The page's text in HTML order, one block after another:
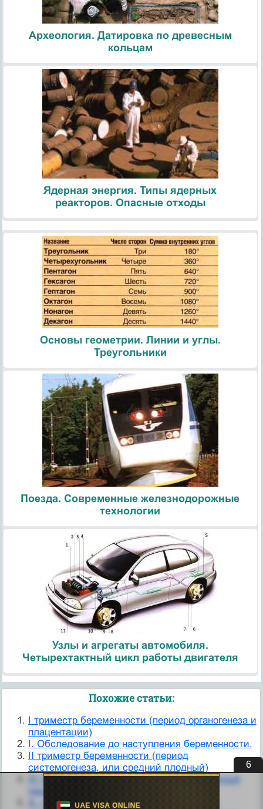
Археология. Датировка по древесным
кольцам
Ядерная энергия. Типы ядерных
реакторов. Опасные отходы
Основы геометрии. Линии и углы.
Треугольники
Поезда. Современные железнодорожные
технологии
Узлы и агрегаты автомобиля.
Четырехтактный цикл работы двигателя
Похожие статьи:
I триместр беременности (период органогенеза и
плацентации)
I. Обследование до наступления беременности.
II триместр беременности (период
системогенеза, или средний плодный)
III триместр беременности (поздний плодный
период)
А — захватывание туловища плода; б —
5